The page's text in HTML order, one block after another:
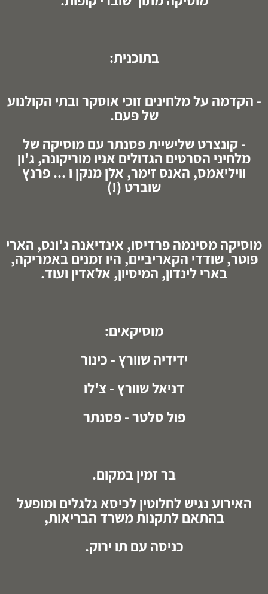
בתוכנית:
- הקדמה על מלחינים זוכי אוסקר ובתי הקולנוע
של פעם.
- קונצרט שלישיית פסנתר עם מוסיקה של
מלחיני הסרטים הגדולים אניו מוריקונה, ג'ון
וויליאמס, האנס זימר, אלן מנקן ו ... פרנץ
שוברט (!)
מוסיקה מסינמה פרדיסו, אינדיאנה ג'ונס, הארי
פוטר, שודדי הקאריביים, היו זמנים באמריקה,
בארי לינדון, המיסיון, אלאדין ועוד.
מוסיקאים:
ידידיה שוורץ - כינור
דניאל שוורץ - צ'לו
פול סלטר - פסנתר
בר זמין במקום.
האירוע נגיש לחלוטין לכיסא גלגלים ומופעל
בהתאם לתקנות משרד הבריאות,
כניסה עם תו ירוק.